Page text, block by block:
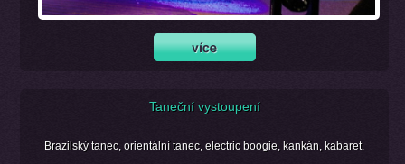
Taneční vystoupení
Brazilský tanec, orientální tanec, electric boogie, kankán, kabaret.